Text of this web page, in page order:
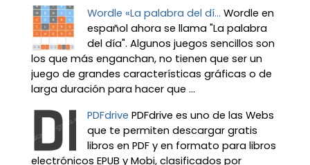
Wordle «La palabra del dí... Wordle en
español ahora se llama "La palabra
del día". Algunos juegos sencillos son
los que más enganchan, no tienen que ser un
juego de grandes características gráficas o de
larga duración para hacer que ...
PDFdrive PDFdrive es uno de las Webs
que te permiten descargar gratis
libros en PDF y en formato para libros
electrónicos EPUB y Mobi, clasificados por